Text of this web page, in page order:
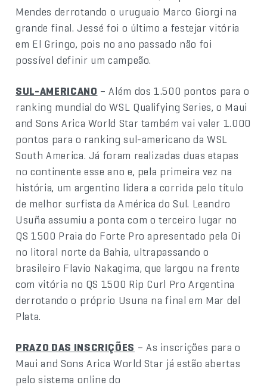
Mendes derrotando o uruguaio Marco Giorgi na
grande final. Jessé foi o último a festejar vitória
em El Gringo, pois no ano passado não foi
possível definir um campeão.
SUL-AMERICANO – Além dos 1.500 pontos para o
ranking mundial do WSL Qualifying Series, o Maui
and Sons Arica World Star também vai valer 1.000
pontos para o ranking sul-americano da WSL
South America. Já foram realizadas duas etapas
no continente esse ano e, pela primeira vez na
história, um argentino lidera a corrida pelo título
de melhor surfista da América do Sul. Leandro
Usuña assumiu a ponta com o terceiro lugar no
QS 1500 Praia do Forte Pro apresentado pela Oi
no litoral norte da Bahia, ultrapassando o
brasileiro Flavio Nakagima, que largou na frente
com vitória no QS 1500 Rip Curl Pro Argentina
derrotando o próprio Usuna na final em Mar del
Plata.
PRAZO DAS INSCRIÇÕES – As inscrições para o
Maui and Sons Arica World Star já estão abertas
pelo sistema online do